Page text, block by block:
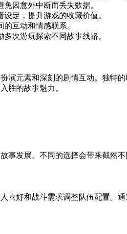
因意外中断而丢失数据。
定，提升游戏的收藏价值。
互动和情感联系。
次游玩探索不同故事线路。
演元素和深刻的剧情互动。独特
胜的故事魅力。
发展。不同的选择会带来截然
喜好和战斗需求调整队伍配置。